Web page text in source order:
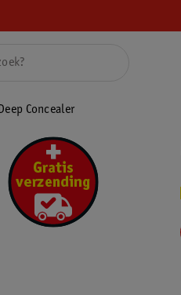
Concealer